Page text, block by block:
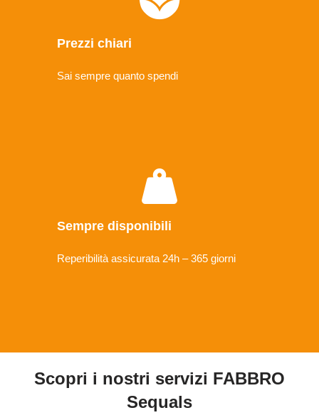
Prezzi chiari
Sai sempre quanto spendi
Sempre disponibili
Reperibilità assicurata 24h – 365 giorni
Scopri i nostri servizi FABBRO
Sequals